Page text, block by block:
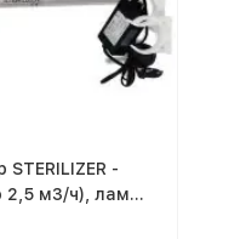
-
2,5 м3/ч), лампа